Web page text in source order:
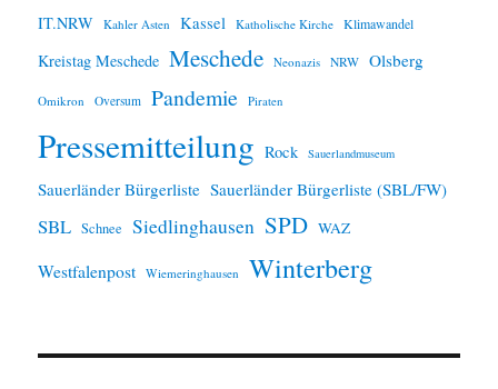
IT.NRW Kahler Asten Kassel Katholische Kirche Klimawandel
Kreistag Meschede Meschede Neonazis NRW Olsberg
Omikron Oversum Pandemie Piraten
Pressemitteilung Rock Sauerlandmuseum
Sauerländer Bürgerliste Sauerländer Bürgerliste (SBL/FW)
SBL Schnee Siedlinghausen SPD WAZ
Westfalenpost Wiemeringhausen Winterberg